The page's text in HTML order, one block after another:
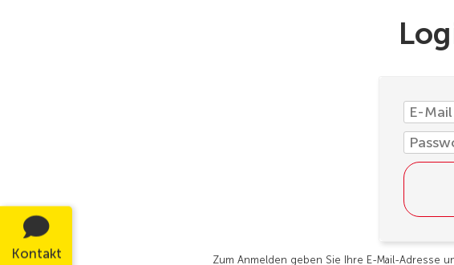
Kontakt Zum Anmelden geben Sie Ihre E-Mail-Adresse